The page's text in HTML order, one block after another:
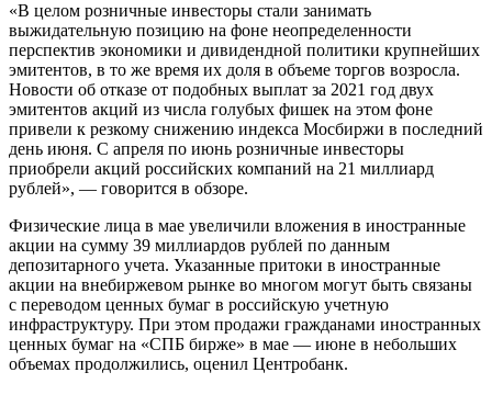
«В целом розничные инвесторы стали занимать
выжидательную позицию на фоне неопределенности
перспектив экономики и дивидендной политики крупнейших
эмитентов, в то же время их доля в объеме торгов возросла.
Новости об отказе от подобных выплат за 2021 год двух
эмитентов акций из числа голубых фишек на этом фоне
привели к резкому снижению индекса Мосбиржи в последний
день июня. С апреля по июнь розничные инвесторы
приобрели акций российских компаний на 21 миллиард
рублей», — говорится в обзоре.
Физические лица в мае увеличили вложения в иностранные
акции на сумму 39 миллиардов рублей по данным
депозитарного учета. Указанные притоки в иностранные
акции на внебиржевом рынке во многом могут быть связаны
с переводом ценных бумаг в российскую учетную
инфраструктуру. При этом продажи гражданами иностранных
ценных бумаг на «СПБ бирже» в мае — июне в небольших
объемах продолжились, оценил Центробанк.